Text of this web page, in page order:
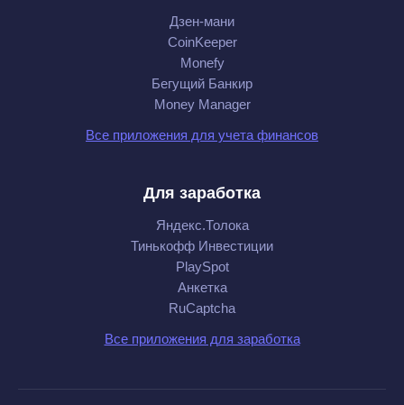
Дзен-мани
CoinKeeper
Monefy
Бегущий Банкир
Money Manager
Все приложения для учета финансов
Для заработка
Яндекс.Толока
Тинькофф Инвестиции
PlaySpot
Анкетка
RuCaptcha
Все приложения для заработка